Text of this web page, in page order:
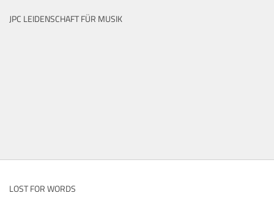
JPC LEIDENSCHAFT FÜR MUSIK
LOST FOR WORDS